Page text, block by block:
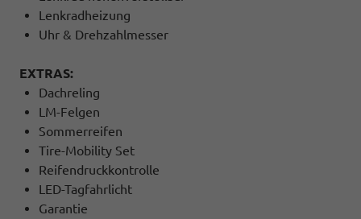
Lenkradheizung
Uhr & Drehzahlmesser
EXTRAS:
Dachreling
LM-Felgen
Sommerreifen
Tire-Mobility Set
Reifendruckkontrolle
LED-Tagfahrlicht
Garantie